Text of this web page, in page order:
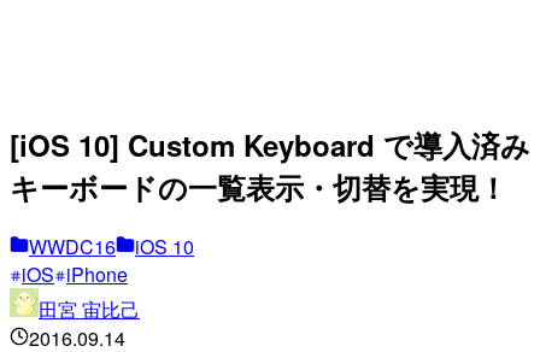
[iOS 10] Custom Keyboard で導入済み
キーボードの一覧表示・切替を実現！
WWDC16
iOS 10
iOS iPhone
田宮 宙比己
2016.09.14